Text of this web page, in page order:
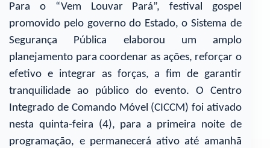
Para o “Vem Louvar Pará”, festival gospel
promovido pelo governo do Estado, o Sistema de
Segurança Pública elaborou um amplo
planejamento para coordenar as ações, reforçar o
efetivo e integrar as forças, a fim de garantir
tranquilidade ao público do evento. O Centro
Integrado de Comando Móvel (CICCM) foi ativado
nesta quinta-feira (4), para a primeira noite de
programação, e permanecerá ativo até amanhã